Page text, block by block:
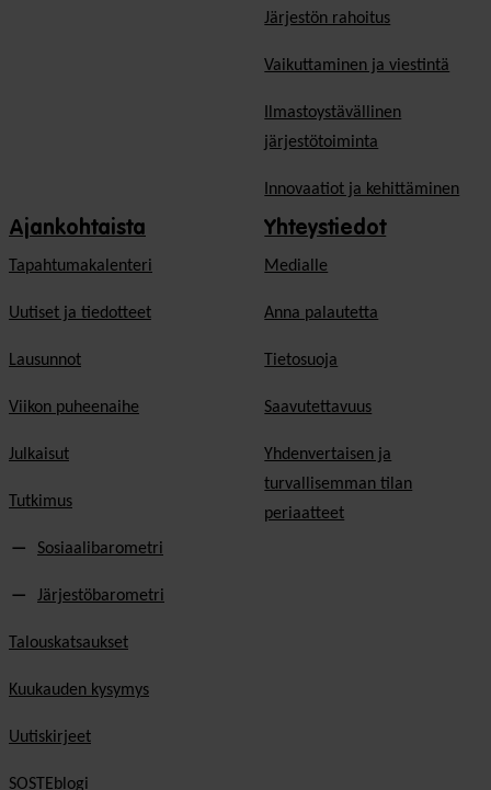
Järjestön rahoitus
Vaikuttaminen ja viestintä
Ilmastoystävällinen
järjestötoiminta
Innovaatiot ja kehittäminen
Ajankohtaista
Tapahtumakalenteri
Uutiset ja tiedotteet
Lausunnot
Viikon puheenaihe
Julkaisut
Tutkimus
Sosiaalibarometri
Järjestöbarometri
Talouskatsaukset
Kuukauden kysymys
Uutiskirjeet
SOSTEblogi
Yhteystiedot
Medialle
Anna palautetta
Tietosuoja
Saavutettavuus
Yhdenvertaisen ja
turvallisemman tilan
periaatteet